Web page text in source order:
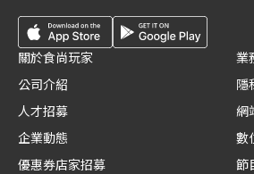
關於食尚玩家
公司介紹
人才招募
企業動態
優惠券店家招募
業
隱
網
數
節